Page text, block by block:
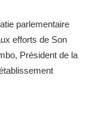
parlementaire
efforts de Son
Président de la